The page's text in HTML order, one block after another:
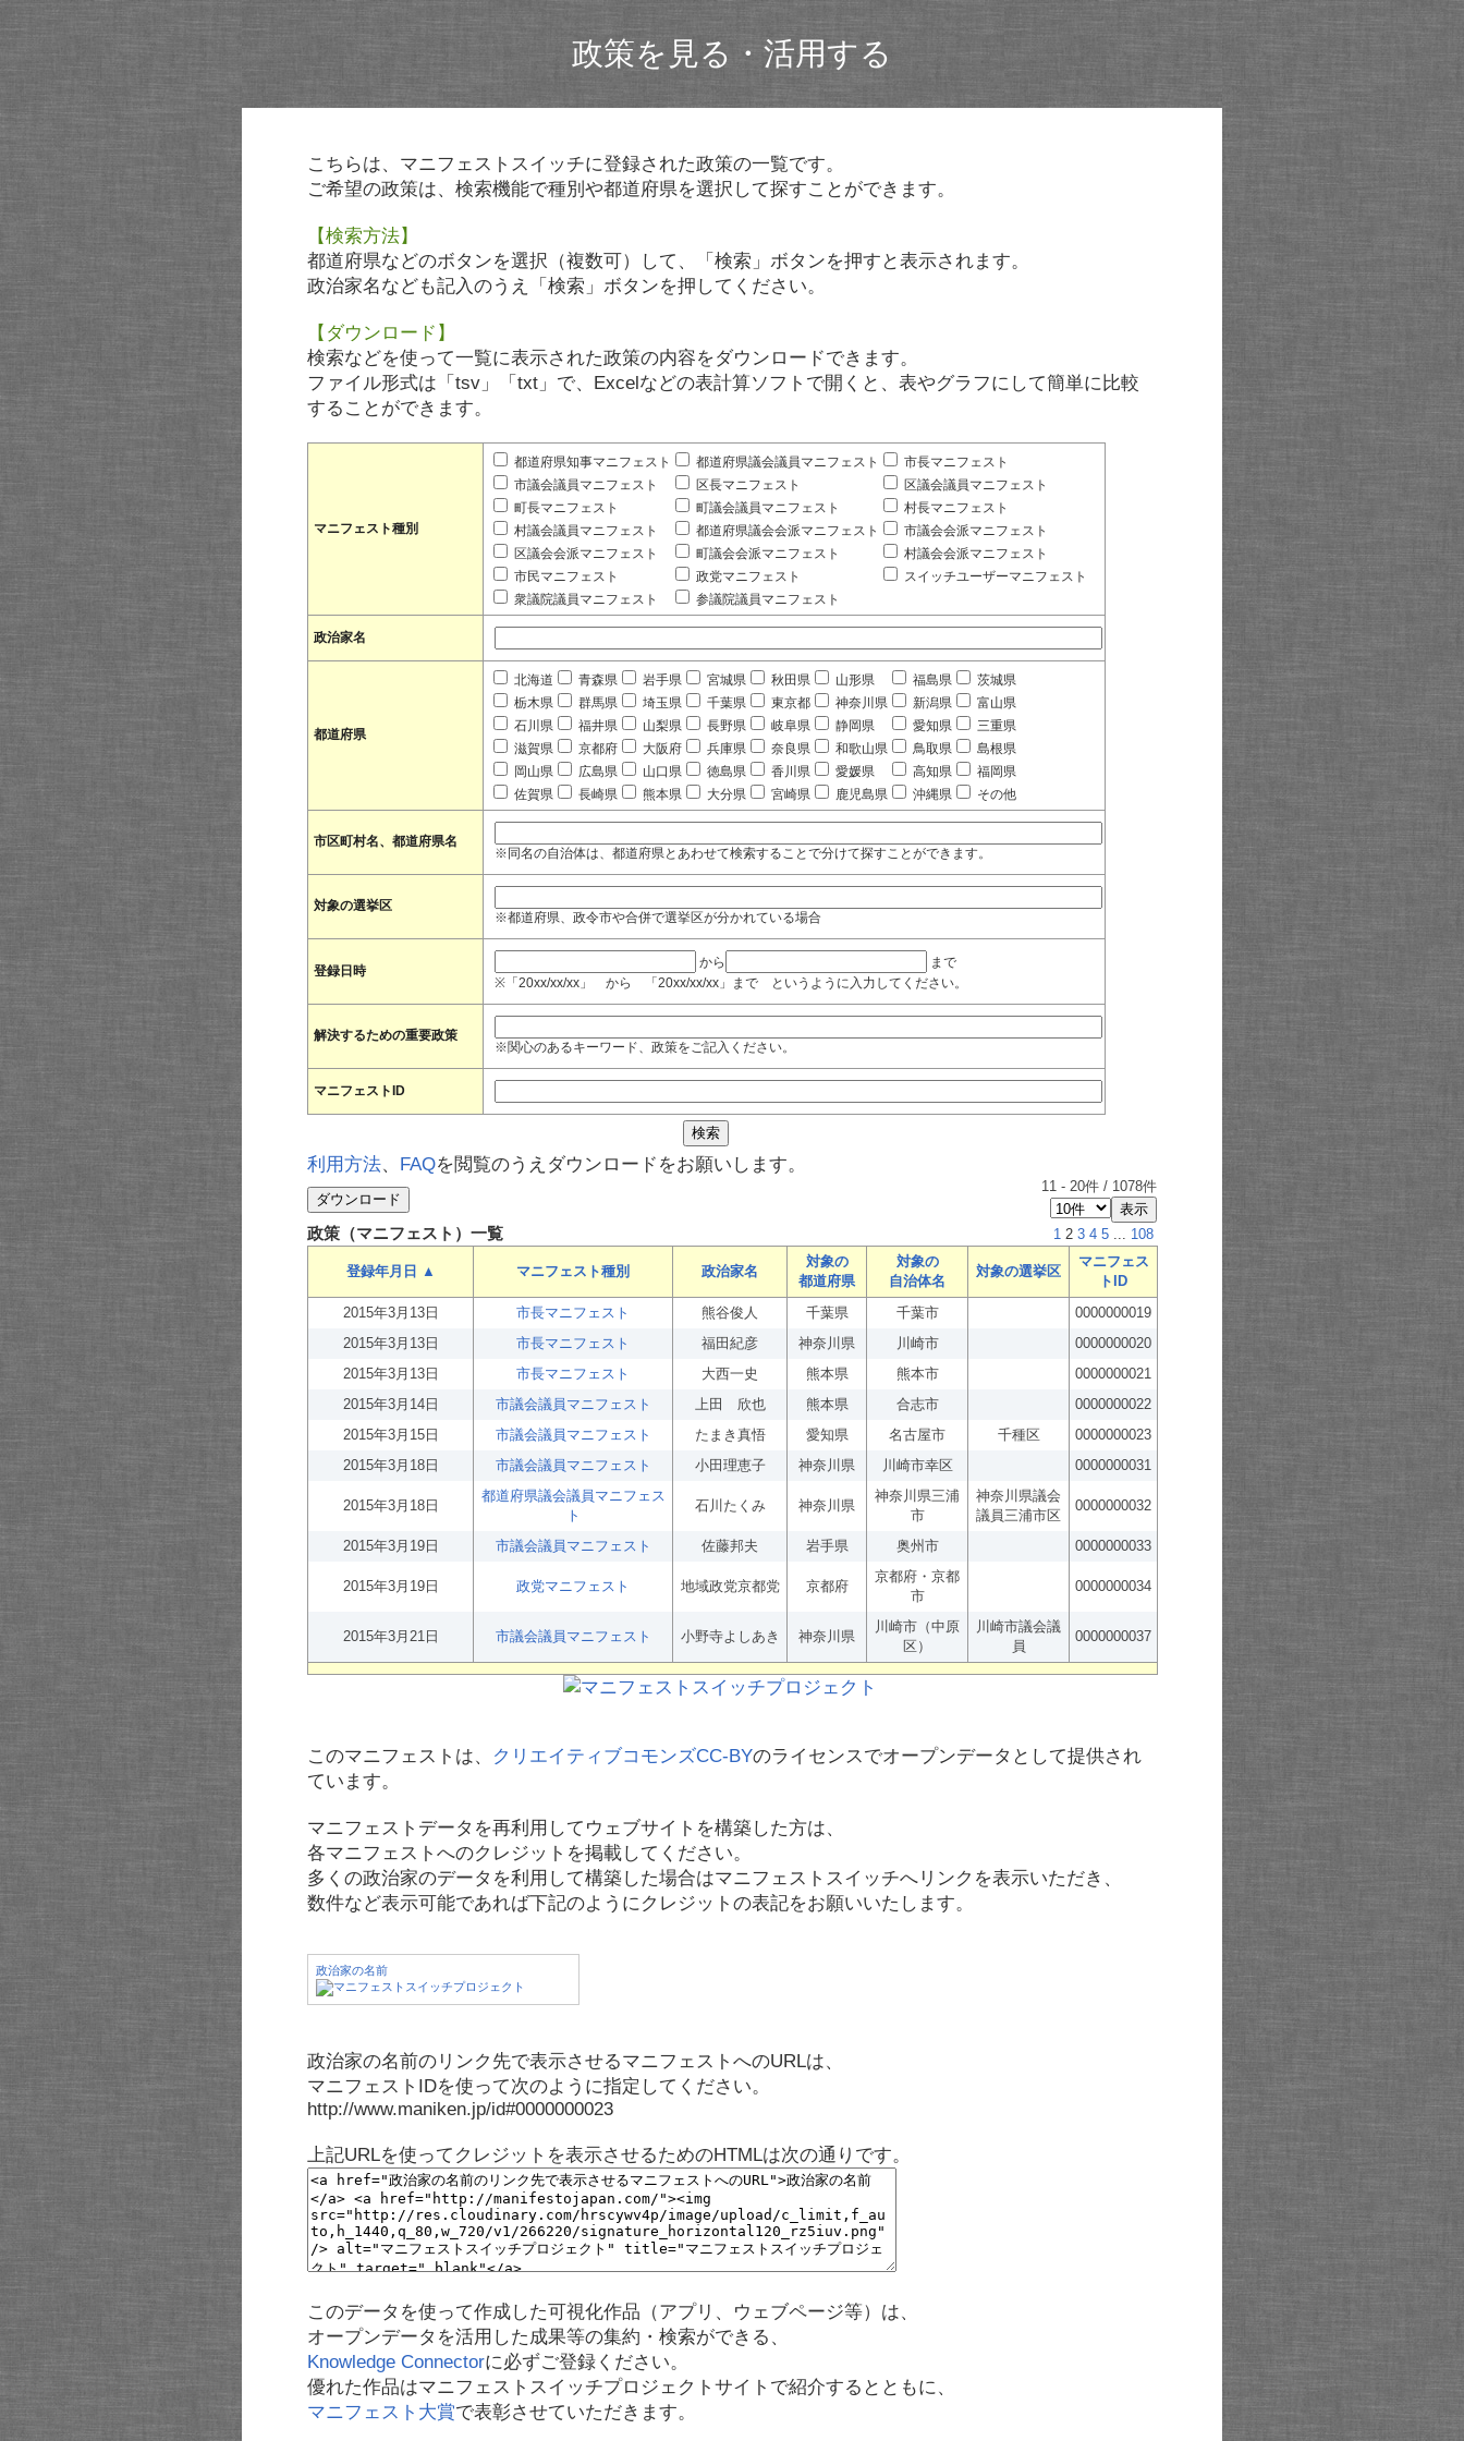
政策を見る・活用する
こちらは、マニフェストスイッチに登録された政策の一覧です。
ご希望の政策は、検索機能で種別や都道府県を選択して探すことができます。
【検索方法】
都道府県などのボタンを選択（複数可）して、「検索」ボタンを押すと表示されます。
政治家名なども記入のうえ「検索」ボタンを押してください。
【ダウンロード】
検索などを使って一覧に表示された政策の内容をダウンロードできます。
ファイル形式は「tsv」「txt」で、Excelなどの表計算ソフトで開くと、表やグラフにして簡単に比較
することができます。
マニフェスト種別
都道府県知事マニフェスト 都道府県議会議員マニフェスト
市長マニフェスト
市議会議員マニフェスト
区長マニフェスト
区議会議員マニフェスト
町長マニフェスト
町議会議員マニフェスト
村長マニフェスト
村議会議員マニフェスト
都道府県議会会派マニフェスト
市議会会派マニフェスト
区議会会派マニフェスト
町議会会派マニフェスト
村議会会派マニフェスト
市民マニフェスト
政党マニフェスト
スイッチユーザーマニフェスト
衆議院議員マニフェスト
参議院議員マニフェスト
政治家名
都道府県
北海道 青森県 岩手県 宮城県 秋田県 山形県 福島県
茨城県
栃木県
群馬県 埼玉県 千葉県 東京都 神奈川県 新潟県
富山県
石川県
福井県 山梨県 長野県 岐阜県 静岡県 愛知県
三重県
滋賀県
京都府 大阪府 兵庫県 奈良県 和歌山県 鳥取県
島根県
岡山県
広島県 山口県 徳島県 香川県 愛媛県 高知県
福岡県
佐賀県
長崎県 熊本県 大分県 宮崎県 鹿児島県 沖縄県 その他
市区町村名、都道府県名
※同名の自治体は、都道府県とあわせて検索することで分けて探すことができます。
対象の選挙区
※都道府県、政令市や合併で選挙区が分かれている場合
登録日時
から
まで
※「20xx/xx/xx」 から 「20xx/xx/xx」まで というように入力してください。
解決するための重要政策
※関心のあるキーワード、政策をご記入ください。
マニフェストID
利用方法、 FAQを閲覧のうえダウンロードをお願いします。
11 - 20件 / 1078件
政策（マニフェスト）一覧 1 2 3 4 5 ... 108
登録年月日 ▲ マニフェスト種別 政治家名
対象の
都道府県
対象の
自治体名
対象の選挙区
マニフェス
トID
2015年3月13日
市長マニフェスト 熊谷俊人 千葉県 千葉市
0000000019
2015年3月13日
市長マニフェスト 福田紀彦 神奈川県 川崎市
0000000020
2015年3月13日
市長マニフェスト 大西一史 熊本県 熊本市
0000000021
2015年3月14日
市議会議員マニフェスト 上田 欣也 熊本県 合志市
0000000022
2015年3月15日
市議会議員マニフェスト たまき真悟 愛知県 名古屋市 千種区
0000000023
2015年3月18日
市議会議員マニフェスト 小田理恵子 神奈川県 川崎市幸区 0000000031
2015年3月18日
都道府県議会議員マニフェス
ト
石川たくみ 神奈川県
神奈川県三浦
市
神奈川県議会
議員三浦市区
0000000032
2015年3月19日 市議会議員マニフェスト 佐藤邦夫 岩手県 奥州市 0000000033
2015年3月19日 政党マニフェスト 地域政党京都党 京都府
京都府・京都
市
0000000034
2015年3月21日 市議会議員マニフェスト 小野寺よしあき 神奈川県
川崎市（中原
区）
川崎市議会議
員
0000000037
このマニフェストは、 クリエイティブコモンズCC-BYのライセンスでオープンデータとして提供され
ています。
マニフェストデータを再利用してウェブサイトを構築した方は、
各マニフェストへのクレジットを掲載してください。
多くの政治家のデータを利用して構築した場合はマニフェストスイッチへリンクを表示いただき、
数件など表示可能であれば下記のようにクレジットの表記をお願いいたします。
政治家の名前
政治家の名前のリンク先で表示させるマニフェストへのURLは、
マニフェストIDを使って次のように指定してください。
http://www.maniken.jp/id#0000000023
上記URLを使ってクレジットを表示させるためのHTMLは次の通りです。
このデータを使って作成した可視化作品（アプリ、ウェブページ等）は、
オープンデータを活用した成果等の集約・検索ができる、
Knowledge Connectorに必ずご登録ください。
優れた作品はマニフェストスイッチプロジェクトサイトで紹介するとともに、
マニフェスト大賞で表彰させていただきます。